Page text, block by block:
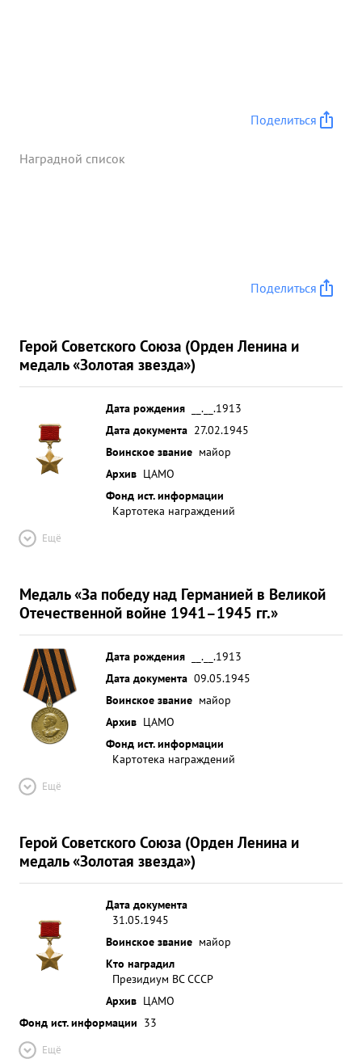
Поделиться
Наградной список
Поделиться
Герой Советского Союза (Орден Ленина и
медаль «Золотая звезда»)
Дата рождения
__.__.1913
Дата документа 27.02.1945
Воинское звание майор
Архив ЦАМО
Фонд ист. информации
Картотека награждений
Ещё
Медаль «За победу над Германией в Великой
Отечественной войне 1941–1945 гг.»
Дата рождения
__.__.1913
Дата документа 09.05.1945
Воинское звание майор
Архив ЦАМО
Фонд ист. информации
Картотека награждений
Ещё
Герой Советского Союза (Орден Ленина и
медаль «Золотая звезда»)
Дата документа
31.05.1945
Воинское звание майор
Кто наградил
Президиум ВС СССР
Архив ЦАМО
Фонд ист. информации 33
Ещё